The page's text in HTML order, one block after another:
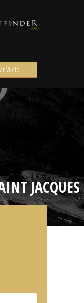
Vuelo
JACQUES